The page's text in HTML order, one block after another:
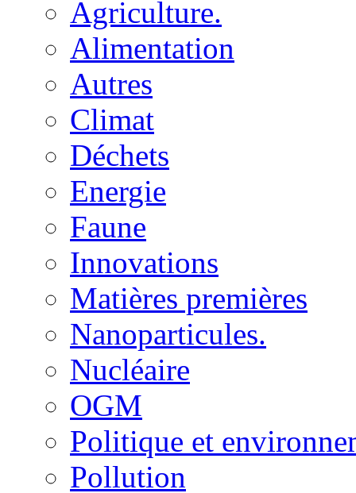
Agriculture.
Alimentation
Autres
Climat
Déchets
Energie
Faune
Innovations
Matières premières
Nanoparticules.
Nucléaire
OGM
Politique et
Pollution